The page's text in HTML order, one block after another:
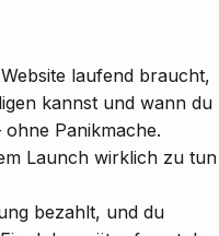
laufend braucht,
kannst und wann du
Panikmache.
bezahlt, und du